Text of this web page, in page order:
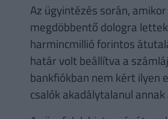
Az ügyintézés során,
megdöbbentő dologra
harmincmillió forintos
határ volt beállítva a
bankfiókban nem kért ilyen
csalók akadálytalanul